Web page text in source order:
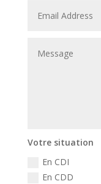
Votre situation
En CDI
En CDD